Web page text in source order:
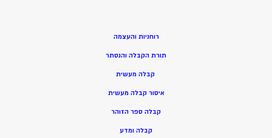
רוחניות והעצמה
תורת הקבלה והנסתר
קבלה מעשית
איסור קבלה מעשית
קבלה ספר הזוהר
קבלה ומדע